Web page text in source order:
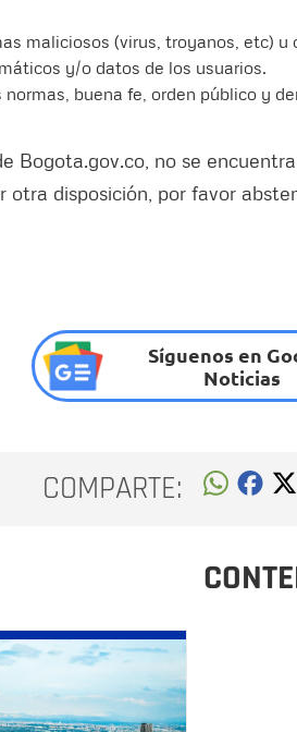
maliciosos (virus, troyanos, etc)
y/o datos de los usuarios.
buena fe, orden público y
Bogota.gov.co, no se
otra disposición, por favor
Síguenos en
Noticias
COMPARTE: